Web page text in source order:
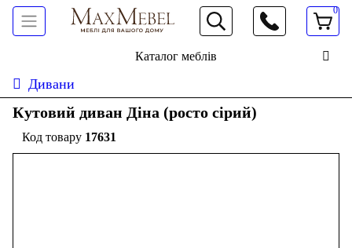
066 472 19 61
0
Каталог меблів
Дивани
Кутовий диван Діна (росто сірий)
17631